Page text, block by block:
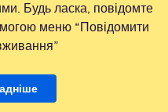
Будь ласка, повідомте
меню “Повідомити